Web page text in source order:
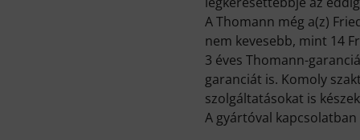
A Thomann még a(z)
nem kevesebb, mint 14
3 éves Thomann-
garanciát is. Komoly
szolgáltatásokat is
A gyártóval